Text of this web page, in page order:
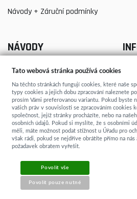
Návody + Záruční podmínky
NÁVODY
Jak správně vybrat matraci
Jak vybrat potah na matraci
Jak vybrat rozměr matrace
Jak vybrat lamelový rošt
Jak vybrat postel z masivu
Jak vybrat povrchovou úpravu
Tato webová stránka používá cookies
Na těchto stránkách fungují cookies, které naše
typy cookies a jejich dobu zpracování naleznete
prosím Vámi preferovanou variantu. Pokud byste
vašich práv v souvislosti se zpracováním cookies
společnost, jejíž stránky procházíte, nebo na
osobních údajů. Pokud si myslíte, že s osobními
měli, máte možnost podat stížnost u Úřadu pro
však rádi, pokud se nejdříve obrátíte přímo na nás
požadavek obratem vyřešit.
Povolit vše
Povolit pouze nutné